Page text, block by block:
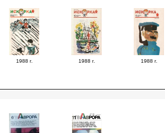
1988 г. 1988 г. 1988 г.